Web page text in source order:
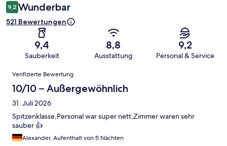
9,2 Wunderbar
521 Bewertungen
9,4
Sauberkeit
8,8
Ausstattung
9,2
Personal & Service
Bewertungen
Verifizierte Bewertung
10/10 – Außergewöhnlich
31. Juli 2026
Spitzenklasse,Personal war super nett,Zimmer waren sehr
sauber 👍
Alexander, Aufenthalt von 5 Nächten